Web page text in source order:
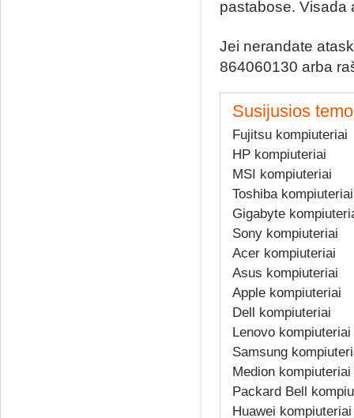
pastabose. Visada
Jei nerandate
864060130 arba
Susijusios
Fujitsu kompiuteriai
HP kompiuteriai
MSI kompiuteriai
Toshiba kompiuteriai
Gigabyte
Sony kompiuteriai
Acer kompiuteriai
Asus kompiuteriai
Apple kompiuteriai
Dell kompiuteriai
Lenovo kompiuteriai
Samsung
Medion kompiuteriai
Packard Bell
Huawei kompiuteriai